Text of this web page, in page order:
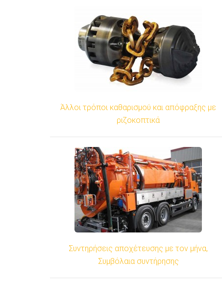
Άλλοι τρόποι καθαρισμού και απόφραξης με
ριζοκοπτικά
Συντηρήσεις αποχέτευσης με τον μήνα,
Συμβόλαια συντήρησης